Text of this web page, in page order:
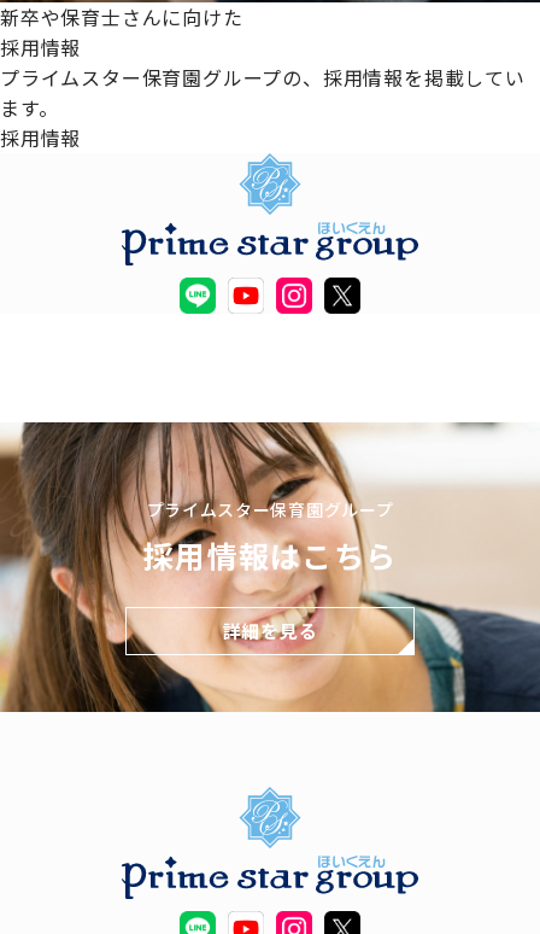
新卒や保育士さんに向けた
採用情報
プライムスター保育園グループの、採用情報を掲載してい
ます。
採用情報
プライムスター保育園グループ
採用情報はこちら
詳細を見る